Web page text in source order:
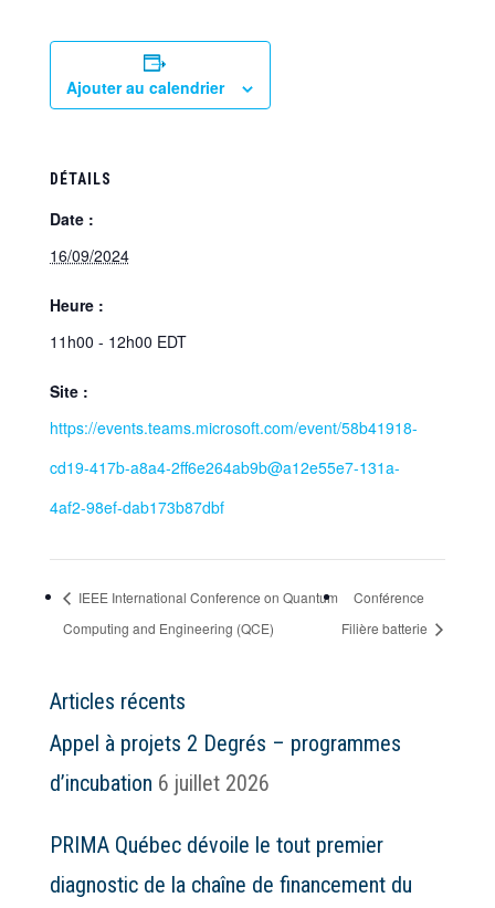
Ajouter au calendrier
DÉTAILS
Date :
16/09/2024
Heure :
11h00 - 12h00 EDT
Site :
https://events.teams.microsoft.com/event/58b41918-
cd19-417b-a8a4-2ff6e264ab9b@a12e55e7-131a-
4af2-98ef-dab173b87dbf
IEEE International Conference on Quantum
Computing and Engineering (QCE)
Conférence
Filière batterie
Articles récents
Appel à projets 2 Degrés – programmes
d’incubation 6 juillet 2026
PRIMA Québec dévoile le tout premier
diagnostic de la chaîne de financement du